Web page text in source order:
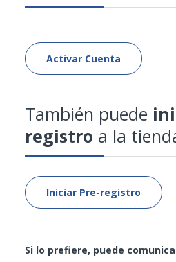
Columbia
Devatis
Eli Lilly Y Compañia De Mexico
Expanscience
Gedeon Richter Mexico
Activar Cuenta
También puede
registro a la
Iniciar Pre-registro
Si lo prefiere, puede